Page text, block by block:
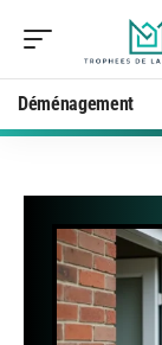
Déménagement